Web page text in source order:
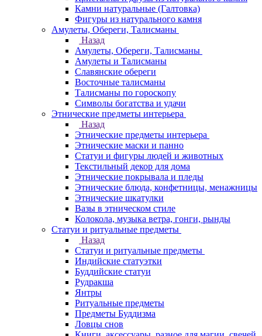
Камни натуральные (Галтовка)
Фигуры из натурального камня
Амулеты, Обереги, Талисманы
Назад
Амулеты, Обереги, Талисманы
Амулеты и Талисманы
Славянские обереги
Восточные талисманы
Талисманы по гороскопу
Символы богатства и удачи
Этнические предметы интерьера
Назад
Этнические предметы интерьера
Этнические маски и панно
Статуи и фигуры людей и животных
Текстильный декор для дома
Этнические покрывала и пледы
Этнические блюда, конфетницы, менажницы
Этнические шкатулки
Вазы в этническом стиле
Колокола, музыка ветра, гонги, рынды
Статуи и ритуальные предметы
Назад
Статуи и ритуальные предметы
Индийские статуэтки
Буддийские статуи
Рудракша
Янтры
Ритуальные предметы
Предметы Буддизма
Ловцы снов